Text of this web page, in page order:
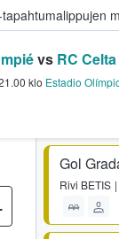
tapahtumalippujen
fanit
vs RC
klo Estadio
Gol
Rivi BETIS